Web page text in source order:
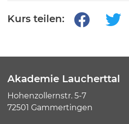
Kurs teilen:
Akademie Laucherttal
Hohenzollernstr. 5-7
72501 Gammertingen